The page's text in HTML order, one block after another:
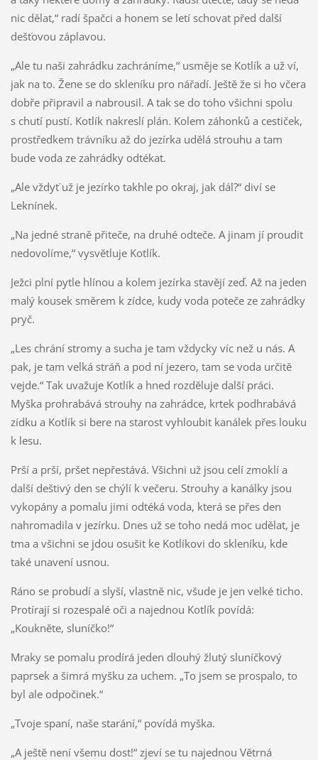
nic dělat,“ radí špačci a honem se letí schovat před další
dešťovou záplavou.
„Ale tu naši zahrádku zachráníme,“ usměje se Kotlík a už ví,
jak na to. Žene se do skleníku pro nářadí. Ještě že si ho včera
dobře připravil a nabrousil. A tak se do toho všichni spolu
s chutí pustí. Kotlík nakreslí plán. Kolem záhonků a cestiček,
prostředkem trávníku až do jezírka udělá strouhu a tam
bude voda ze zahrádky odtékat.
„Ale vždyť už je jezírko takhle po okraj, jak dál?“ diví se
Leknínek.
„Na jedné straně přiteče, na druhé odteče. A jinam jí proudit
nedovolíme,“ vysvětluje Kotlík.
Ježci plní pytle hlínou a kolem jezírka stavějí zeď. Až na jeden
malý kousek směrem k zídce, kudy voda poteče ze zahrádky
pryč.
„Les chrání stromy a sucha je tam vždycky víc než u nás. A
pak, je tam velká stráň a pod ní jezero, tam se voda určitě
vejde.“ Tak uvažuje Kotlík a hned rozděluje další práci.
Myška prohrabává strouhy na zahrádce, krtek podhrabává
zídku a Kotlík si bere na starost vyhloubit kanálek přes louku
k lesu.
Prší a prší, pršet nepřestává. Všichni už jsou celí zmoklí a
další deštivý den se chýlí k večeru. Strouhy a kanálky jsou
vykopány a pomalu jimi odtéká voda, která se přes den
nahromadila v jezírku. Dnes už se toho nedá moc udělat, je
tma a všichni se jdou osušit ke Kotlíkovi do skleníku, kde
také unavení usnou.
Ráno se probudí a slyší, vlastně nic, všude je jen velké ticho.
Protírají si rozespalé oči a najednou Kotlík povídá:
„Koukněte, sluníčko!“
Mraky se pomalu prodírá jeden dlouhý žlutý sluníčkový
paprsek a šimrá myšku za uchem. „To jsem se prospalo, to
byl ale odpočinek.“
„Tvoje spaní, naše starání,“ povídá myška.
„A ještě není všemu dost!“ zjeví se tu najednou Větrná